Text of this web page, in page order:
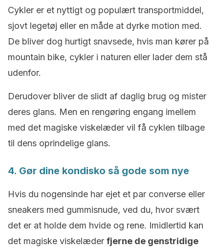
Cykler er et nyttigt og populært transportmiddel,
sjovt legetøj eller en måde at dyrke motion med.
De bliver dog hurtigt snavsede, hvis man kører på
mountain bike, cykler i naturen eller lader dem stå
udenfor.
Derudover bliver de slidt af daglig brug og mister
deres glans. Men en rengøring engang imellem
med det magiske viskelæder vil få cyklen tilbage
til dens oprindelige glans.
4. Gør dine kondisko så gode som nye
Hvis du nogensinde har ejet et par converse eller
sneakers med gummisnude, ved du, hvor svært
det er at holde dem hvide og rene. Imidlertid kan
det magiske viskelæder fjerne de genstridige